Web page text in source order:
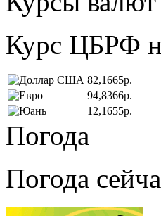
Курс ЦБРФ
82,1665р.
94,8366р.
12,1655р.
Погода
Погода